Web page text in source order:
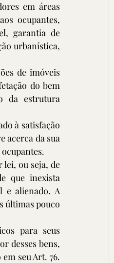
em áreas
ocupantes,
garantia de
urbanística,
de imóveis
do bem
da estrutura
à satisfação
acerca da sua
ou seja, de
que inexista
e alienado. A
últimas pouco
para seus
desses bens,
seu Art. 76.